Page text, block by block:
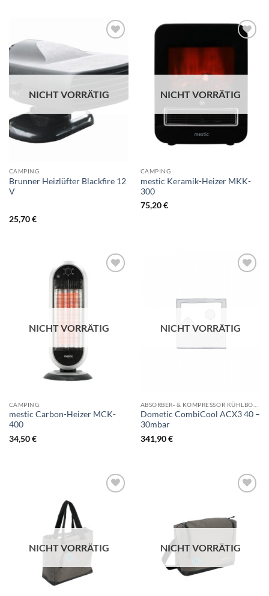
NICHT VORRÄTIG
CAMPING
Brunner Heizlüfter Blackfire 12
V
25,70€
NICHT VORRÄTIG
CAMPING
mestic Keramik-Heizer MKK-
300
75,20€
NICHT VORRÄTIG
CAMPING
mestic Carbon-Heizer MCK-
400
34,50€
NICHT VORRÄTIG
Dometic CombiCool ACX3 40 –
30mbar
341,90€
NICHT VORRÄTIG NICHT VORRÄTIG